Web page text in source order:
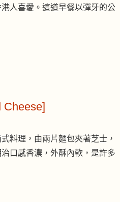
人喜愛。這道早餐以彈牙的公
Cheese]
料理，由兩片麵包夾著芝士，
口感香濃，外酥內軟，是許多